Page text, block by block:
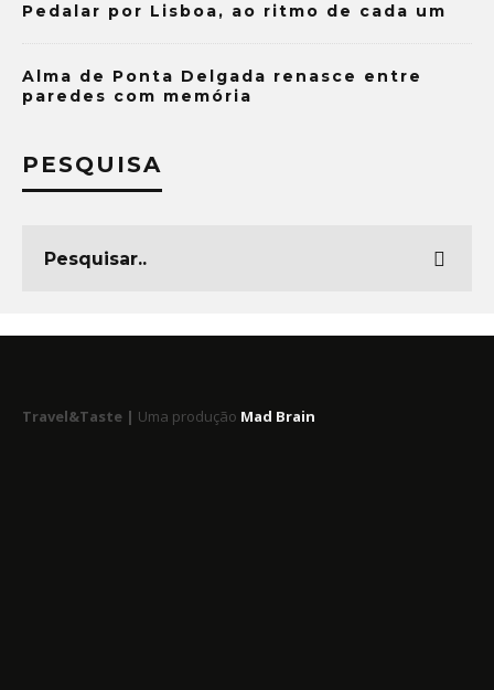
Pedalar por Lisboa, ao ritmo de cada um
Alma de Ponta Delgada renasce entre
paredes com memória
PESQUISA
Travel&Taste | Uma produção Mad Brain